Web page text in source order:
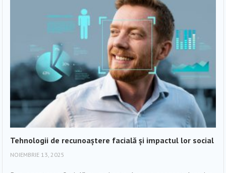
Tehnologii de recunoaștere facială și impactul lor social
NOIEMBRIE 13, 2025